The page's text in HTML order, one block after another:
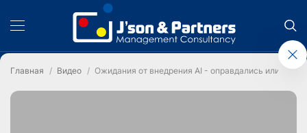
Главная Видео Ожидания от внедрения AI - оправдались или нет